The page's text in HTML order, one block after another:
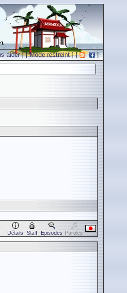
aider] [Mode restreint] [ ]
Détails Staff Episodes Paroles